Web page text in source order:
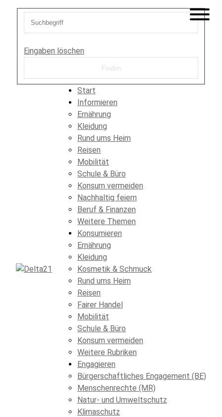
Eingaben löschen
Start
Informieren
Ernährung
Kleidung
Rund ums Heim
Reisen
Mobilität
Schule & Büro
Konsum vermeiden
Nachhaltig feiern
Beruf & Finanzen
Weitere Themen
Konsumieren
Ernährung
Kleidung
Kosmetik & Schmuck
Rund ums Heim
Reisen
Fairer Handel
Mobilität
Schule & Büro
Konsum vermeiden
Weitere Rubriken
Engagieren
Bürgerschaftliches Engagement (BE)
Menschenrechte (MR)
Natur- und Umweltschutz
Klimaschutz